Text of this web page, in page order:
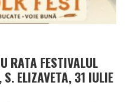
RATA FESTIVALUL
ELIZAVETA, 31 IULIE